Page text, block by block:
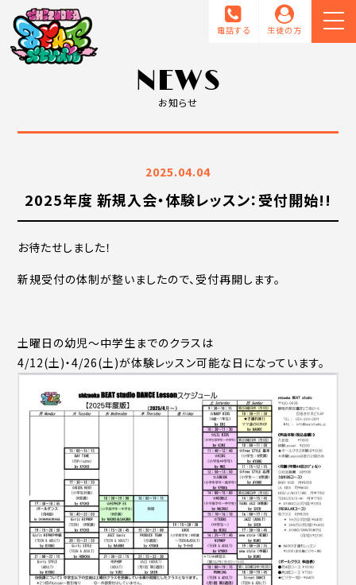
電話する 生徒の方
NEWS
お知らせ
2025.04.04
2025年度 新規入会・体験レッスン：受付開始!!
お待たせしました！
新規受付の体制が整いましたので、受付再開します。
土曜日の幼児～中学生までのクラスは
4/12(土)・4/26(土)が体験レッスン可能な日になっています。